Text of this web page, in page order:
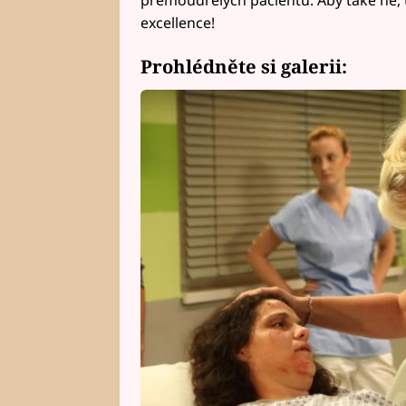
excellence!
Prohlédněte si galerii: